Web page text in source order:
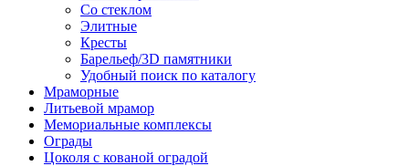
Со стеклом
Элитные
Кресты
Барельеф/3D памятники
Удобный поиск по каталогу
Мраморные
Литьевой мрамор
Мемориальные комплексы
Ограды
Цоколя с кованой оградой